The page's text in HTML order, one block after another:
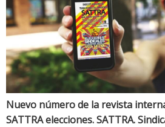
Nuevo número de la revista
SATTRA elecciones. SATTRA.